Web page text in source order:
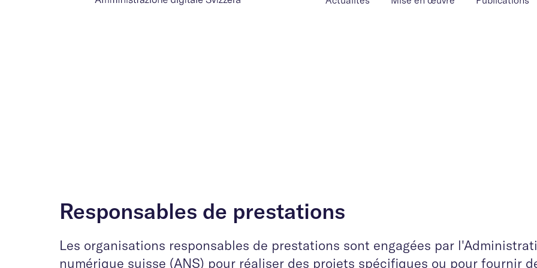
Responsables de prestations
Les organisations responsables de prestations sont engagées par
numérique suisse (ANS) pour réaliser des projets spécifiques ou pour fournir